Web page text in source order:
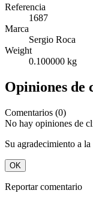
Referencia
1687
Marca
Sergio Roca
Weight
0.100000 kg
Opiniones de
Comentarios (0)
No hay opiniones de
Su agradecimiento a
OK
Reportar comentario